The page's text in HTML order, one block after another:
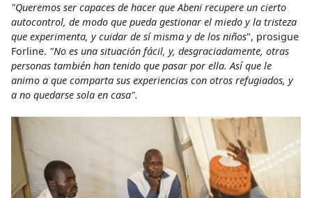
"Queremos ser capaces de hacer que Abeni recupere un cierto
autocontrol, de modo que pueda gestionar el miedo y la tristeza
que experimenta, y cuidar de sí misma y de los niños", prosigue
Forline. "No es una situación fácil, y, desgraciadamente, otras
personas también han tenido que pasar por ella. Así que le
animo a que comparta sus experiencias con otros refugiados, y
a no quedarse sola en casa".